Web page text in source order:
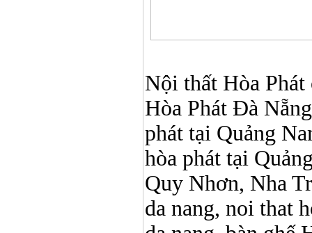
Nội thất Hòa
Hòa Phát Đà
phát tại Quảng
hòa phát tại
Quy Nhơn, Nha
da nang, noi that